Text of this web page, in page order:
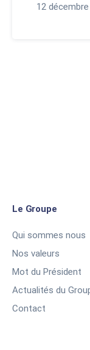
12 décembre
Le Groupe
Qui sommes nous
Nos valeurs
Mot du Président
Actualités du
Contact